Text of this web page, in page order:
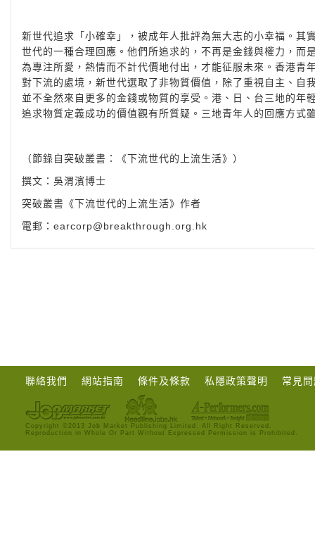
新世代追求「小確幸」，被成年人批評為無大志的小幸福。
世代的一種合理回應。他們所追求的，不再是金錢與權力，
為專注所愛，熱情而不計代價地付出，才能征服未來。香港
對下流的處境，新世代選取了非物質價值，除了重視自主、
並不全然來自更多的金錢或物質的享受。港、日、台三地的
追求物質定義成功的價值觀有所質疑。三地青年人的回應方式
（節錄自突破叢書：《下流世代的上流生活》）
撰文：吳渭濱博士
突破叢書《下流世代的上流生活》作者
電郵： earcorp@breakthrough.org.hk
聯絡我們 網站指南 條件及條款 私隱政策聲明 常見
Copyright ©2013 Job Market Publishing Limited. All Right Reserved.
Reproduction in Whole Or Part Without Expressed Permission is Prohibited.